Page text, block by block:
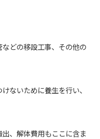
どの移設工事、その他の
ないために養生を行い、
、解体費用もここに含ま